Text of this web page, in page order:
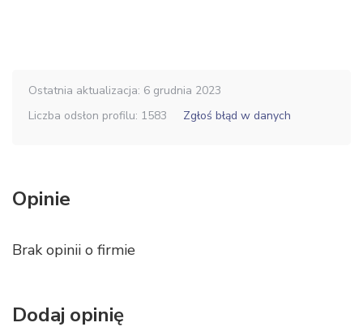
Ostatnia aktualizacja: 6 grudnia 2023
Liczba odsłon profilu: 1583
Zgłoś błąd w danych
Opinie
Brak opinii o firmie
Dodaj opinię